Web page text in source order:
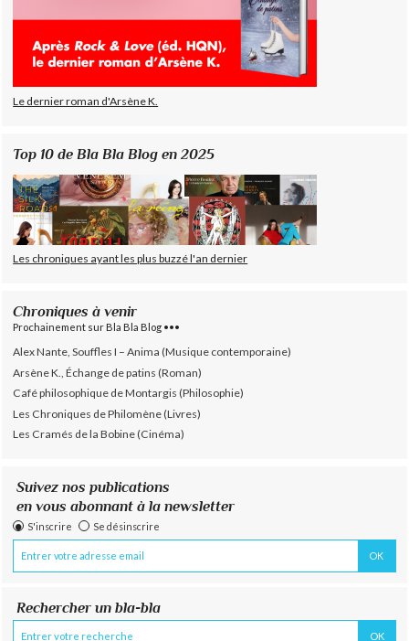
Le dernier roman d'Arsène K.
Top 10 de Bla Bla Blog en 2025
Les chroniques ayant les plus buzzé l'an dernier
Chroniques à venir
Prochainement sur Bla Bla Blog •••
Alex Nante, Souffles I – Anima (Musique contemporaine)
Arsène K., Échange de patins (Roman)
Café philosophique de Montargis (Philosophie)
Les Chroniques de Philomène (Livres)
Les Cramés de la Bobine (Cinéma)
Suivez nos publications
en vous abonnant à la newsletter
S'inscrire Se désinscrire
Rechercher un bla-bla